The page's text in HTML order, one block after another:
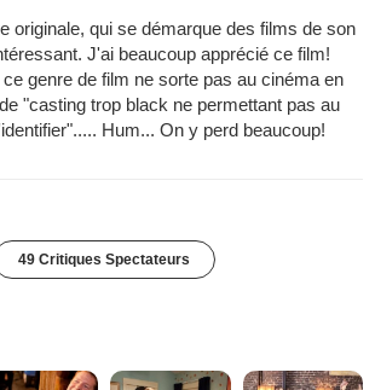
originale, qui se démarque des films de son
J'ai beaucoup apprécié ce film!
genre de film ne sorte pas au cinéma en
"casting trop black ne permettant pas au
Hum... On y perd beaucoup!
49 Critiques Spectateurs